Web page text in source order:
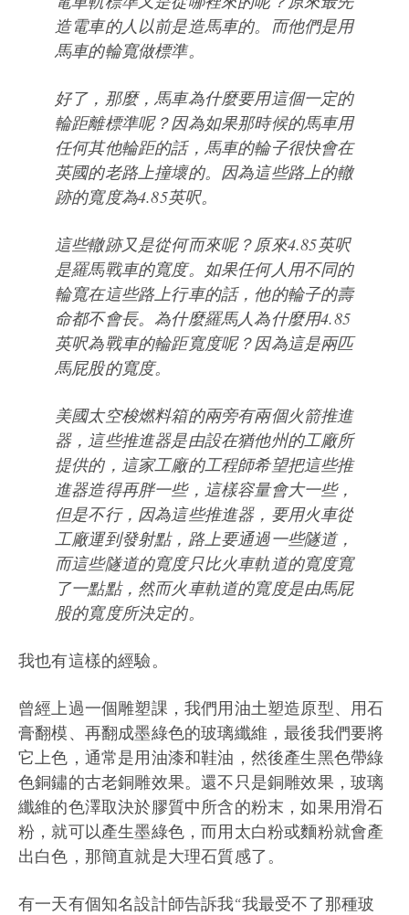
造電車的人以前是造馬車的。而他們是用
馬車的輪寬做標準。
好了，那麼，馬車為什麼要用這個一定的
輪距離標準呢？因為如果那時候的馬車用
任何其他輪距的話，馬車的輪子很快會在
英國的老路上撞壞的。因為這些路上的轍
跡的寬度為4.85英呎。
這些轍跡又是從何而來呢？原來4.85英呎
是羅馬戰車的寬度。如果任何人用不同的
輪寬在這些路上行車的話，他的輪子的壽
命都不會長。為什麼羅馬人為什麼用4.85
英呎為戰車的輪距寬度呢？因為這是兩匹
馬屁股的寬度。
美國太空梭燃料箱的兩旁有兩個火箭推進
器，這些推進器是由設在猶他州的工廠所
提供的，這家工廠的工程師希望把這些推
進器造得再胖一些，這樣容量會大一些，
但是不行，因為這些推進器，要用火車從
工廠運到發射點，路上要通過一些隧道，
而這些隧道的寬度只比火車軌道的寬度寬
了一點點，然而火車軌道的寬度是由馬屁
股的寬度所決定的。
我也有這樣的經驗。
曾經上過一個雕塑課，我們用油土塑造原型、用石
膏翻模、再翻成墨綠色的玻璃纖維，最後我們要將
它上色，通常是用油漆和鞋油，然後產生黑色帶綠
色銅鏽的古老銅雕效果。還不只是銅雕效果，玻璃
纖維的色澤取決於膠質中所含的粉末，如果用滑石
粉，就可以產生墨綠色，而用太白粉或麵粉就會產
出白色，那簡直就是大理石質感了。
有一天有個知名設計師告訴我“我最受不了那種玻